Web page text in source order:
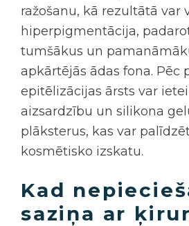
ražošanu, kā rezultātā var
hiperpigmentācija,
tumšākus un
apkārtējās ādas fona. Pēc
epitēlizācijas ārsts var
aizsardzību un silikona
plāksterus, kas var
kosmētisko izskatu.
Kad
saziņa ar